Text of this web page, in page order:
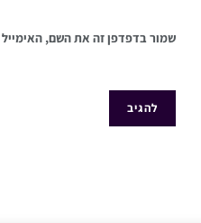
שמור בדפדפן זה את השם,